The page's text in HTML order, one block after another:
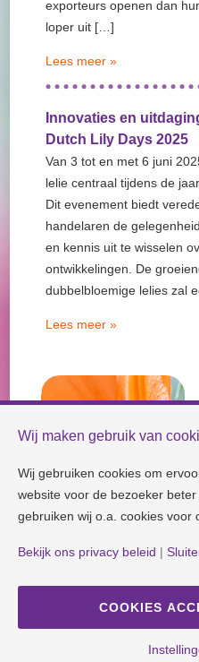
exporteurs openen dan
loper uit […]
Lees meer »
Innovaties en
Dutch Lily Days 2025
Van 3 tot en met 6 juni
lelie centraal tijdens de
Dit evenement biedt
handelaren de
en kennis uit te wisselen
ontwikkelingen. De
dubbelbloemige lelies zal
Lees meer »
Check our
Ontwerp en Realisatie
Wij maken gebruik van
Wij gebruiken cookies om
website voor de bezoeker
gebruiken wij o.a. cookies voor
Bekijk ons privacy beleid |
COOKIES